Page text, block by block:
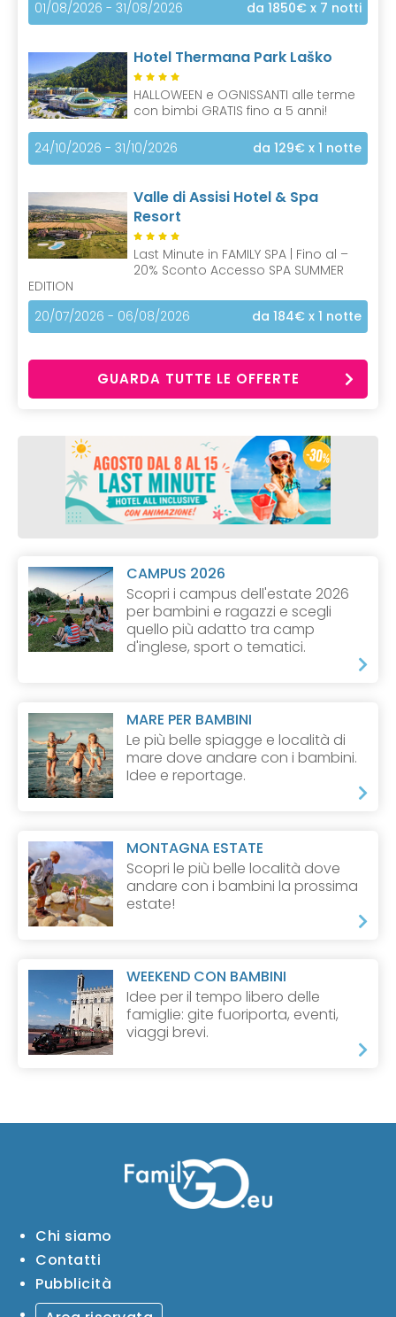
01/08/2026 - 31/08/2026 da 1850€ x 7 notti
Hotel Thermana Park Laško
HALLOWEEN e OGNISSANTI alle terme
con bimbi GRATIS fino a 5 anni!
24/10/2026 - 31/10/2026 da 129€ x 1 notte
Valle di Assisi Hotel & Spa
Resort
Last Minute in FAMILY SPA | Fino al –
20% Sconto Accesso SPA SUMMER
EDITION
20/07/2026 - 06/08/2026
da 184€ x 1 notte
GUARDA TUTTE LE OFFERTE
CAMPUS 2026
Scopri i campus dell'estate 2026
per bambini e ragazzi e scegli
quello più adatto tra camp
d'inglese, sport o tematici.
MARE PER BAMBINI
Le più belle spiagge e località di
mare dove andare con i bambini.
Idee e reportage.
MONTAGNA ESTATE
Scopri le più belle località dove
andare con i bambini la prossima
estate!
WEEKEND CON BAMBINI
Idee per il tempo libero delle
famiglie: gite fuoriporta, eventi,
viaggi brevi.
Chi siamo
Contatti
Pubblicità